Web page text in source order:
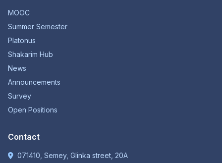
MOOC
Summer Semester
Platonus
Shakarim Hub
News
Announcements
Survey
Open Positions
Contact
071410, Semey, Glinka street, 20A